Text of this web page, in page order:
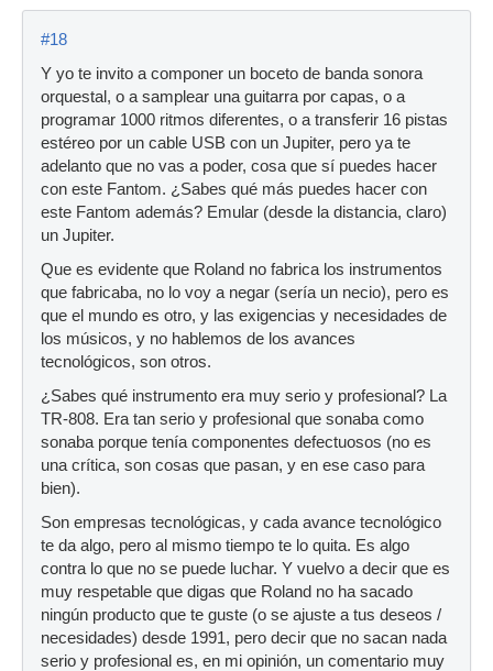
#18
Y yo te invito a componer un boceto de banda sonora
orquestal, o a samplear una guitarra por capas, o a
programar 1000 ritmos diferentes, o a transferir 16 pistas
estéreo por un cable USB con un Jupiter, pero ya te
adelanto que no vas a poder, cosa que sí puedes hacer
con este Fantom. ¿Sabes qué más puedes hacer con
este Fantom además? Emular (desde la distancia, claro)
un Jupiter.
Que es evidente que Roland no fabrica los instrumentos
que fabricaba, no lo voy a negar (sería un necio), pero es
que el mundo es otro, y las exigencias y necesidades de
los músicos, y no hablemos de los avances
tecnológicos, son otros.
¿Sabes qué instrumento era muy serio y profesional? La
TR-808. Era tan serio y profesional que sonaba como
sonaba porque tenía componentes defectuosos (no es
una crítica, son cosas que pasan, y en ese caso para
bien).
Son empresas tecnológicas, y cada avance tecnológico
te da algo, pero al mismo tiempo te lo quita. Es algo
contra lo que no se puede luchar. Y vuelvo a decir que es
muy respetable que digas que Roland no ha sacado
ningún producto que te guste (o se ajuste a tus deseos /
necesidades) desde 1991, pero decir que no sacan nada
serio y profesional es, en mi opinión, un comentario muy